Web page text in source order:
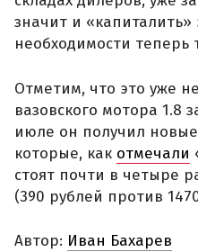
значит и
необходимости теперь
Отметим, что это уже
вазовского мотора 1.8
июле он получил
которые, как отмечали
стоят почти в четыре
(390 рублей против
Автор: Иван Бахарев